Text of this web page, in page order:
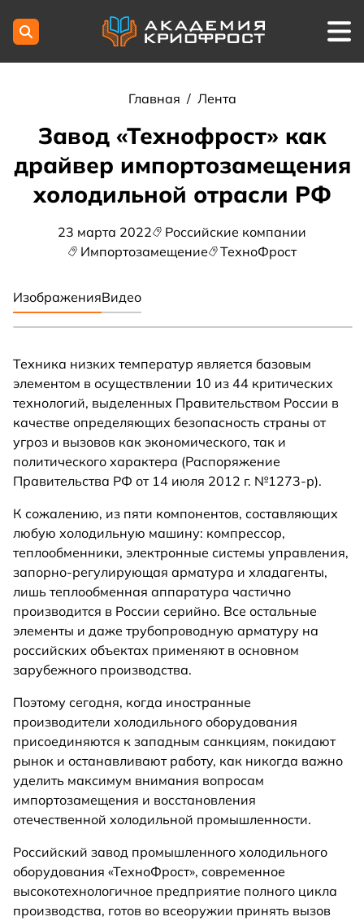
Главная / Лента
Завод «Технофрост» как
драйвер импортозамещения
холодильной отрасли РФ
23 марта 2022
Российские компании
Импортозамещение
ТехноФрост
ИзображенияВидео
Техника низких температур является базовым
элементом в осуществлении 10 из 44 критических
технологий, выделенных Правительством России в
качестве определяющих безопасность страны от
угроз и вызовов как экономического, так и
политического характера (Распоряжение
Правительства РФ от 14 июля 2012 г. №1273-р).
К сожалению, из пяти компонентов, составляющих
любую холодильную машину: компрессор,
теплообменники, электронные системы управления,
запорно-регулирующая арматура и хладагенты,
лишь теплообменная аппаратура частично
производится в России серийно. Все остальные
элементы и даже трубопроводную арматуру на
российских объектах применяют в основном
зарубежного производства.
Поэтому сегодня, когда иностранные
производители холодильного оборудования
присоединяются к западным санкциям, покидают
рынок и останавливают работу, как никогда важно
уделить максимум внимания вопросам
импортозамещения и восстановления
отечественной холодильной промышленности.
Российский завод промышленного холодильного
оборудования «ТехноФрост», современное
высокотехнологичное предприятие полного цикла
производства, готов во всеоружии принять вызов